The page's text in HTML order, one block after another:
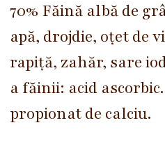
70% Făină albă de
apă, drojdie, oțet de
rapiță, zahăr, sare
a făinii: acid
propionat de calciu.